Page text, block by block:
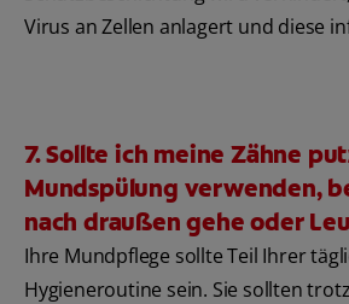
Virus an Zellen anlagert und diese
7. Sollte ich meine Zähne
Mundspülung verwenden,
nach draußen gehe oder
Ihre Mundpflege sollte Teil Ihrer
Hygieneroutine sein. Sie sollten